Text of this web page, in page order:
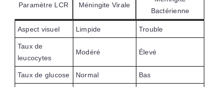
Paramètre LCR Méningite Virale
Bactérienne
Aspect visuel Limpide Trouble
Taux de
leucocytes
Modéré Élevé
Taux de glucose Normal Bas